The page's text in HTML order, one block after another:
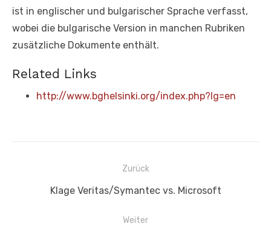
ist in englischer und bulgarischer Sprache verfasst,
wobei die bulgarische Version in manchen Rubriken
zusätzliche Dokumente enthält.
Related Links
http://www.bghelsinki.org/index.php?lg=en
Beitragsnavigation
Zurück
Vorheriger
Klage Veritas/Symantec vs. Microsoft
Weiter